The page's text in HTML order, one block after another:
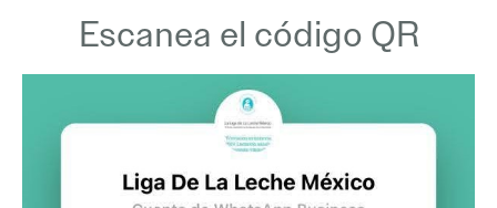
Escanea el código QR